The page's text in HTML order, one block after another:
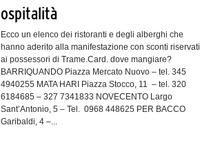
ospitalità
Ecco un elenco dei ristoranti e degli alberghi che
hanno aderito alla manifestazione con sconti riservati
ai possessori di Trame.Card. dove mangiare?
BARRIQUANDO Piazza Mercato Nuovo – tel. 345
4940255 MATA HARI Piazza Stocco, 11 – tel. 320
6184685 – 327 7341833 NOVECENTO Largo
Sant’Antonio, 5 – Tel. 0968 448625 PER BACCO
Garibaldi, 4 –...